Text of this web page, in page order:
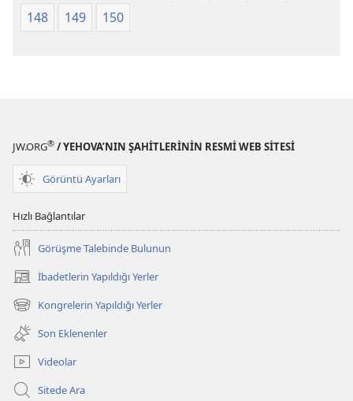
148
149 150
JW.ORG® / YEHOVA’NIN ŞAHİTLERİNİN RESMİ WEB SİTESİ
Görüntü Ayarları
Hızlı Bağlantılar
Görüşme Talebinde Bulunun
İbadetlerin Yapıldığı Yerler
(yeni
pencere
açar)
Kongrelerin Yapıldığı Yerler
(yeni
pencere
açar)
Son Eklenenler
Videolar
Sitede Ara